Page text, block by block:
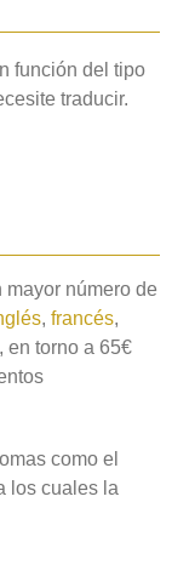
función del tipo
traducir.
número de
, francés,
en torno a 65€
como el
los cuales la